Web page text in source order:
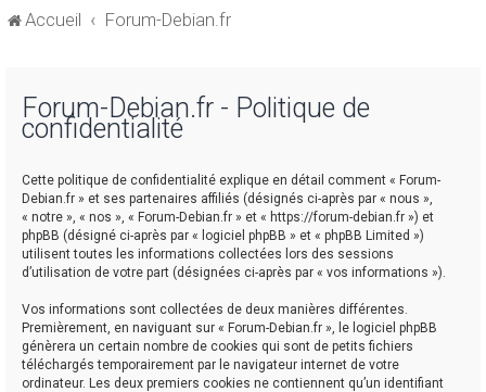
Accueil Forum-Debian.fr
Forum-Debian.fr - Politique de
confidentialité
Cette politique de confidentialité explique en détail comment « Forum-
Debian.fr » et ses partenaires affiliés (désignés ci-après par « nous »,
« notre », « nos », « Forum-Debian.fr » et « https://forum-debian.fr ») et
phpBB (désigné ci-après par « logiciel phpBB » et « phpBB Limited »)
utilisent toutes les informations collectées lors des sessions
d’utilisation de votre part (désignées ci-après par « vos informations »).
Vos informations sont collectées de deux manières différentes.
Premièrement, en naviguant sur « Forum-Debian.fr », le logiciel phpBB
génèrera un certain nombre de cookies qui sont de petits fichiers
téléchargés temporairement par le navigateur internet de votre
ordinateur. Les deux premiers cookies ne contiennent qu’un identifiant